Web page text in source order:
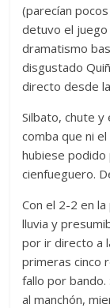
(parecían
detuvo el
dramatismo
disgustado
directo desde
Silbato, chute y
comba que ni
hubiese podido
cienfueguero.
Con el 2-2 en
lluvia y
por ir directo a
primeras cinco
fallo por
al manchón,